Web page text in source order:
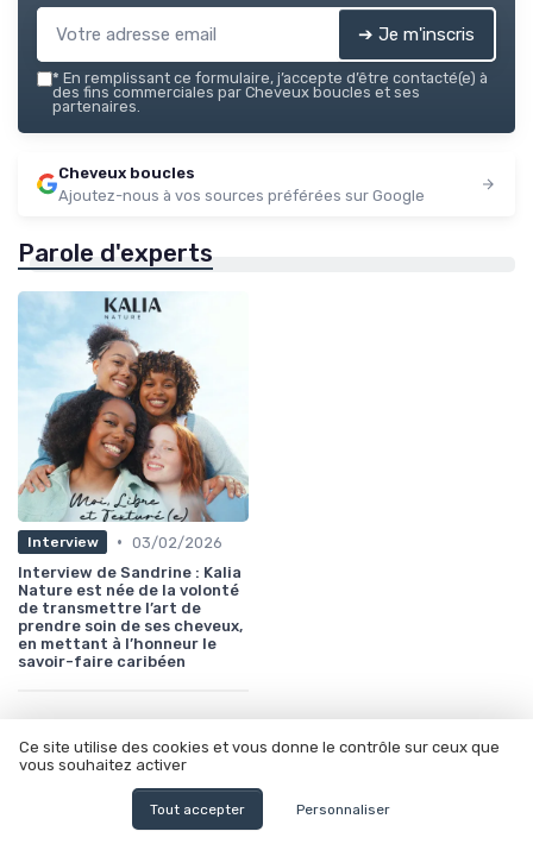
➔ Je m'inscris
* En remplissant ce formulaire, j’accepte d’être contacté(e) à
des fins commerciales par Cheveux boucles et ses
partenaires.
Cheveux boucles
Ajoutez-nous à vos sources préférées sur Google
Parole d'experts
Interview • 03/02/2026
Interview de Sandrine : Kalia
Nature est née de la volonté
de transmettre l’art de
prendre soin de ses cheveux,
en mettant à l’honneur le
savoir-faire caribéen
Les plus lus
Ce site utilise des cookies et vous donne le contrôle sur ceux que
vous souhaitez activer
Tout accepter Personnaliser